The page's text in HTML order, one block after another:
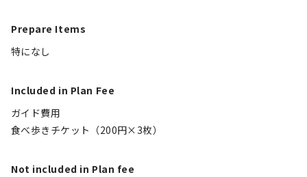
Prepare Items
特になし
Included in Plan Fee
ガイド費用
食べ歩きチケット（200円×3枚）
Not included in Plan fee